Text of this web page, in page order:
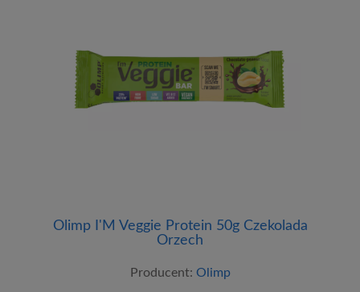
Olimp I'M Veggie Protein 50g Czekolada
Orzech
Producent: Olimp